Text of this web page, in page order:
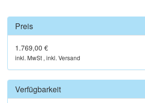
Preis
1.769,00 €
inkl. MwSt , inkl. Versand
Verfügbarkeit